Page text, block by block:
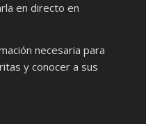
en directo en
necesaria para
y conocer a sus